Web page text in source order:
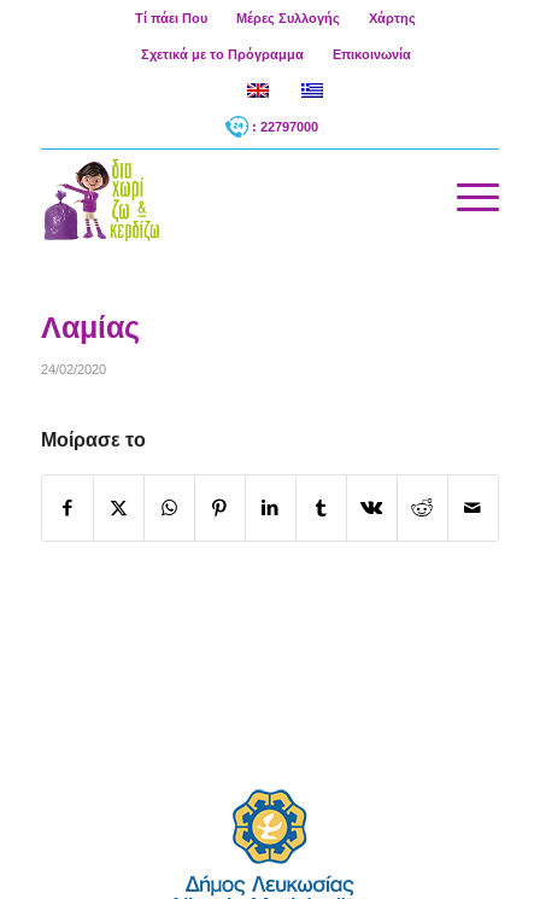
Τί πάει Που Μέρες Συλλογής Χάρτης
Σχετικά με το Πρόγραμμα Επικοινωνία
: 22797000
Λαμίας
24/02/2020
Μοίρασε το